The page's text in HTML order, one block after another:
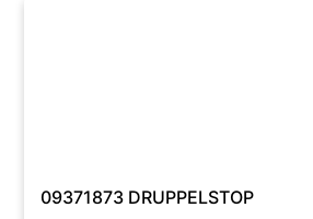
09371873 DRUPPELSTOP